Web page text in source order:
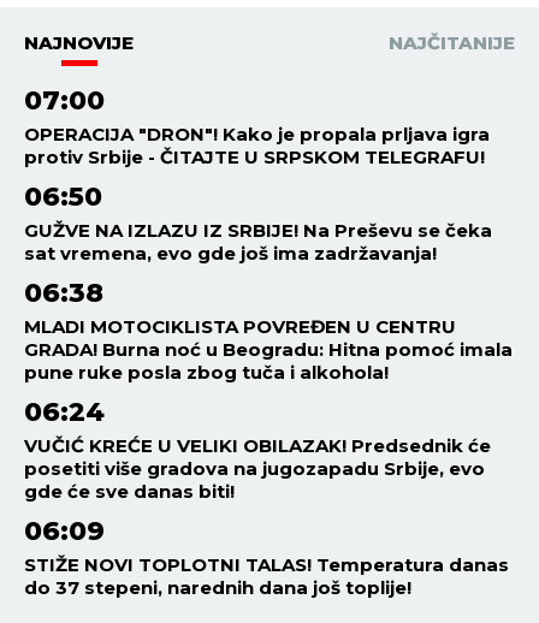
NAJNOVIJE NAJČITANIJE
07:00
OPERACIJA "DRON"! Kako je propala prljava igra
protiv Srbije - ČITAJTE U SRPSKOM TELEGRAFU!
06:50
GUŽVE NA IZLAZU IZ SRBIJE! Na Preševu se čeka
sat vremena, evo gde još ima zadržavanja!
06:38
MLADI MOTOCIKLISTA POVREĐEN U CENTRU
GRADA! Burna noć u Beogradu: Hitna pomoć imala
pune ruke posla zbog tuča i alkohola!
06:24
VUČIĆ KREĆE U VELIKI OBILAZAK! Predsednik će
posetiti više gradova na jugozapadu Srbije, evo
gde će sve danas biti!
06:09
STIŽE NOVI TOPLOTNI TALAS! Temperatura danas
do 37 stepeni, narednih dana još toplije!